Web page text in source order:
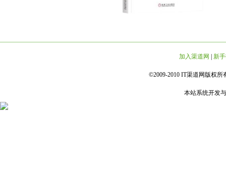
加入渠道网 新
©2009-2010 IT渠道网版权所
本站系统开发